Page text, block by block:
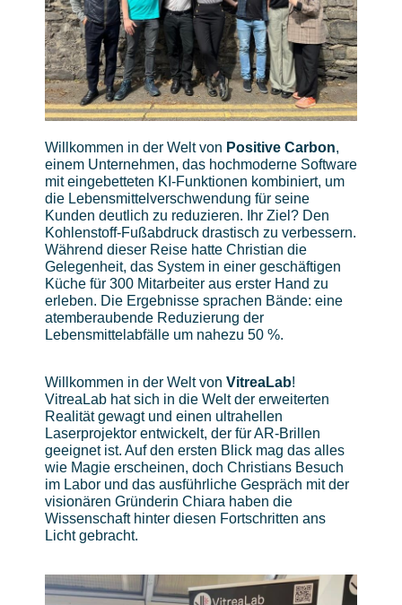
Willkommen in der Welt von Positive Carbon,
einem Unternehmen, das hochmoderne Software
mit eingebetteten KI-Funktionen kombiniert, um
die Lebensmittelverschwendung für seine
Kunden deutlich zu reduzieren. Ihr Ziel? Den
Kohlenstoff-Fußabdruck drastisch zu verbessern.
Während dieser Reise hatte Christian die
Gelegenheit, das System in einer geschäftigen
Küche für 300 Mitarbeiter aus erster Hand zu
erleben. Die Ergebnisse sprachen Bände: eine
atemberaubende Reduzierung der
Lebensmittelabfälle um nahezu 50 %.
Willkommen in der Welt von VitreaLab!
VitreaLab hat sich in die Welt der erweiterten
Realität gewagt und einen ultrahellen
Laserprojektor entwickelt, der für AR-Brillen
geeignet ist. Auf den ersten Blick mag das alles
wie Magie erscheinen, doch Christians Besuch
im Labor und das ausführliche Gespräch mit der
visionären Gründerin Chiara haben die
Wissenschaft hinter diesen Fortschritten ans
Licht gebracht.